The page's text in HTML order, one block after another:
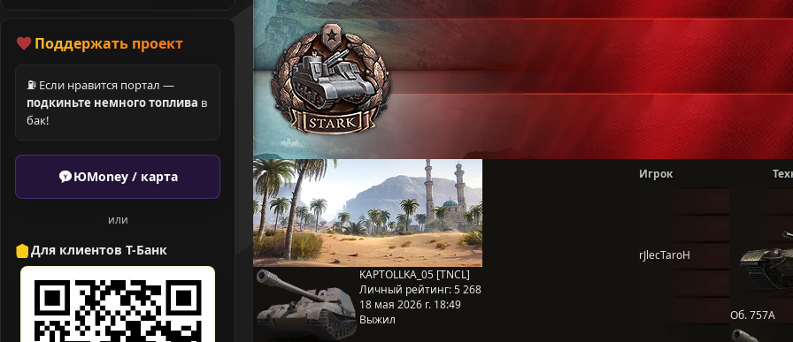
Поддержать проект
⛽ Если нравится портал —
подкиньте немного топлива в
бак!
ЮMoney / карта
или
Для клиентов Т-Банк
KAPTOLLKA_05 [TNCL]
Личный рейтинг:5 268
18 мая 2026 г. 18:49
Выжил
Игрок
rJlecTaroH
Об. 757А